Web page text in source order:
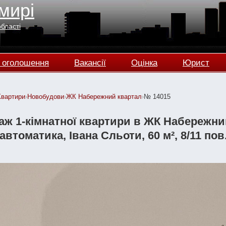
Вакансії Оцінка Юрист
›Новобудови›ЖК Набережний квартал›№ 14015
1-кімнатної квартири в ЖК
Івана Сльоти, 60 м², 8/11